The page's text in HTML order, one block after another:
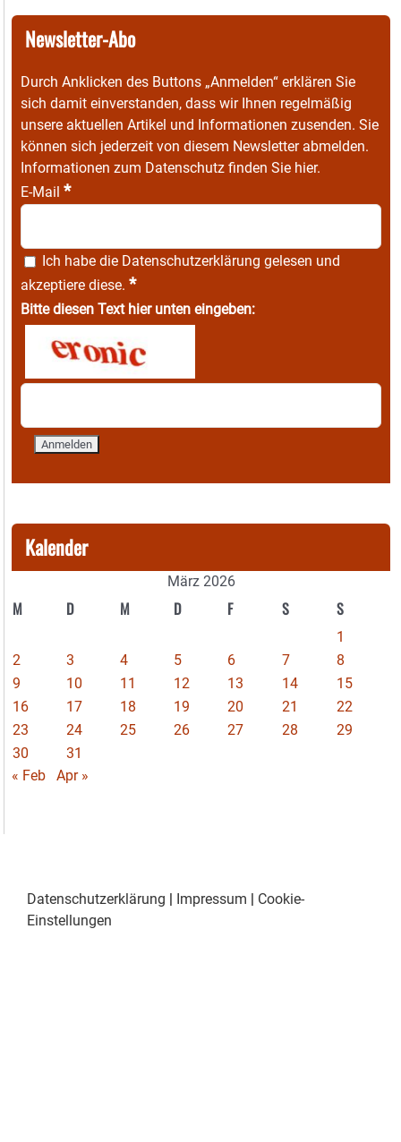
Newsletter-Abo
Durch Anklicken des Buttons „Anmelden“ erklären Sie
sich damit einverstanden, dass wir Ihnen regelmäßig
unsere aktuellen Artikel und Informationen zusenden. Sie
können sich jederzeit von diesem Newsletter abmelden.
Informationen zum Datenschutz finden Sie hier.
E-Mail *
Ich habe die Datenschutzerklärung gelesen und
akzeptiere diese. *
Bitte diesen Text hier unten eingeben:
Kalender
März 2026
M D M D F S S
1
2
3 4 5 6 7
8
9
10 11 12 13 14
15
16
17 18 19 20 21
22
23
24 25 26 27 28
29
30
31
« Feb
Apr »
Datenschutzerklärung | Impressum | Cookie-
Einstellungen